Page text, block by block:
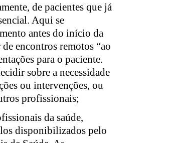
de pacientes que já
Aqui se
antes do início da
encontros remotos “ao
para o paciente.
sobre a necessidade
ou intervenções, ou
profissionais;
da saúde,
disponibilizados pelo